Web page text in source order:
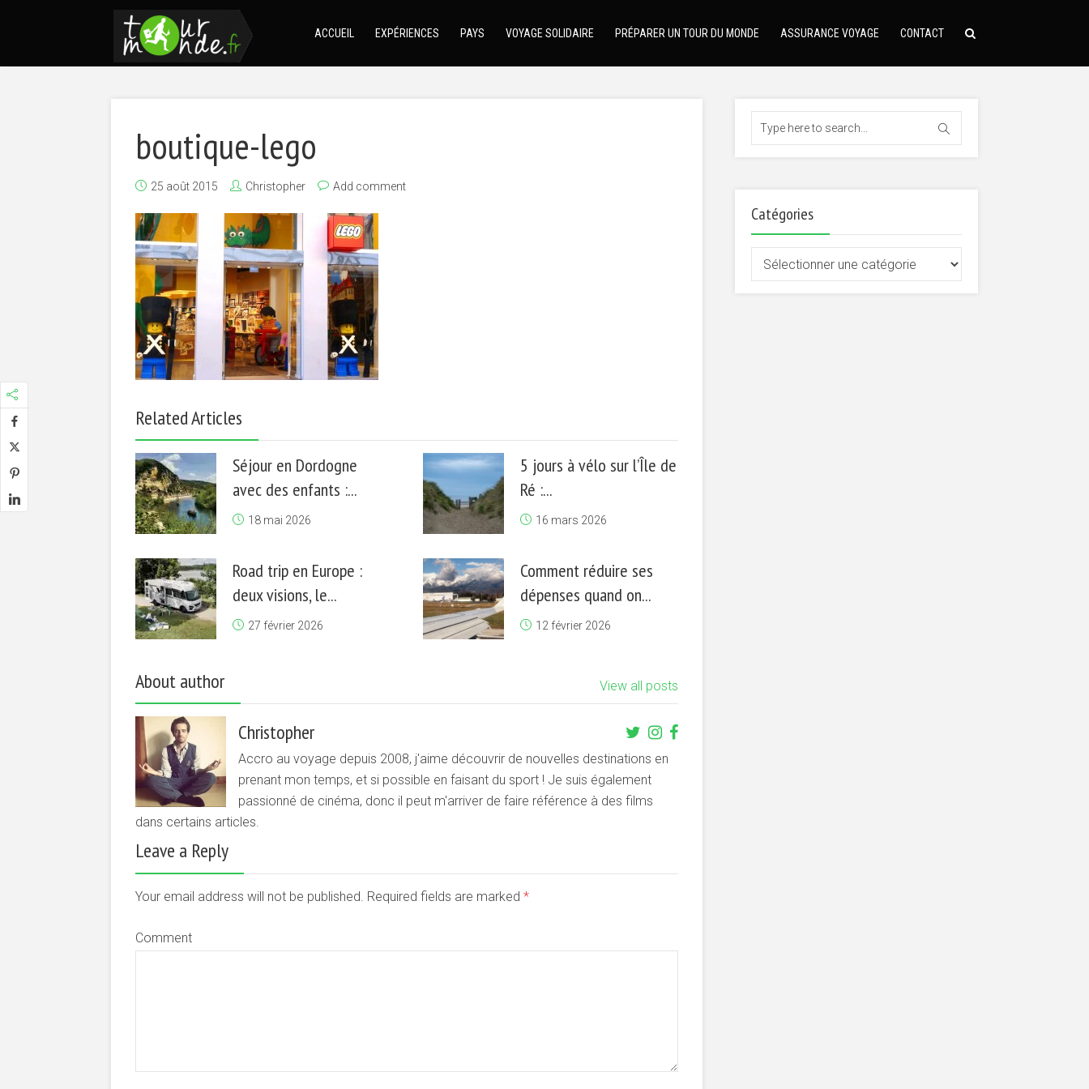
ACCUEIL EXPÉRIENCES PAYS VOYAGE SOLIDAIRE PRÉPARER UN TOUR DU MONDE ASSURANCE VOYAGE CONTACT
boutique-lego
25 août 2015 Christopher Add comment
Related Articles
Séjour en Dordogne
avec des enfants :...
18 mai 2026
5 jours à vélo sur l’Île de
Ré :...
16 mars 2026
Road trip en Europe :
deux visions, le...
27 février 2026
Comment réduire ses
dépenses quand on...
12 février 2026
About author View all posts
Christopher
Accro au voyage depuis 2008, j'aime découvrir de nouvelles destinations en
prenant mon temps, et si possible en faisant du sport ! Je suis également
passionné de cinéma, donc il peut m'arriver de faire référence à des films
dans certains articles.
Leave a Reply
Your email address will not be published. Required fields are marked *
Comment
Catégories